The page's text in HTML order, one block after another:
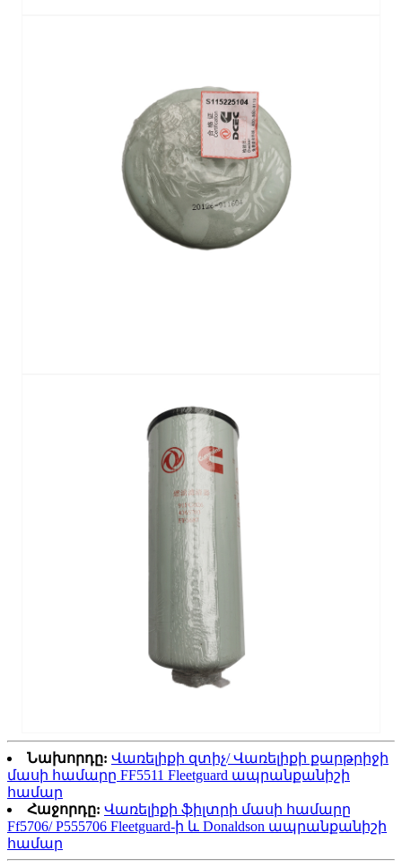
Նախորդը: Վառելիքի զտիչ/ Վառելիքի քարթրիջի
մասի համարը FF5511 Fleetguard ապրանքանիշի
համար
Հաջորդը: Վառելիքի ֆիլտրի մասի համարը
Ff5706/ P555706 Fleetguard-ի և Donaldson ապրանքանիշի
համար